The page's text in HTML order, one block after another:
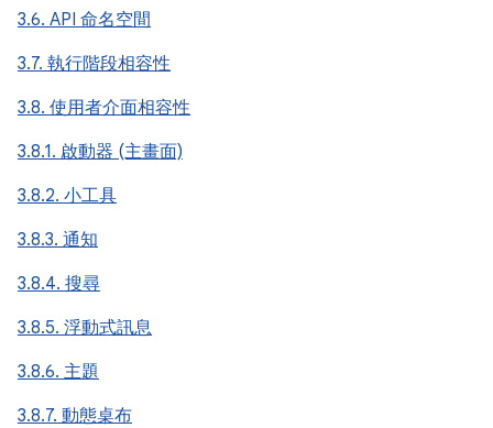
3.6. API 命名空間
3.7. 執行階段相容性
3.8. 使用者介面相容性
3.8.1. 啟動器 (主畫面)
3.8.2. 小工具
3.8.3. 通知
3.8.4. 搜尋
3.8.5. 浮動式訊息
3.8.6. 主題
3.8.7. 動態桌布